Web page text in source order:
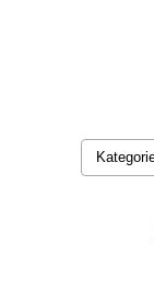
Kategorien